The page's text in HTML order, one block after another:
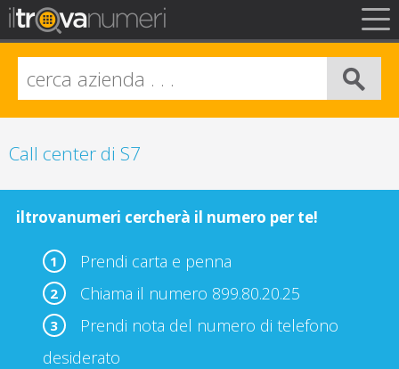
FAQ
Privacy
Info Legali
Call center di S7
iltrovanumeri cercherà il numero per te!
1 Prendi carta e penna
2 Chiama il numero 899.80.20.25
3
Prendi nota del numero di telefono
desiderato